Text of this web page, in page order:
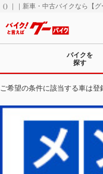
() ｜｜新車・中古バイクなら【グ
バイクを
探す
ご希望の条件に該当する車は登